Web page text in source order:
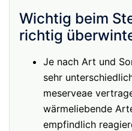
Wichtig beim
richtig
Je nach Art und
sehr
meserveae
wärmeliebende
empfindlich